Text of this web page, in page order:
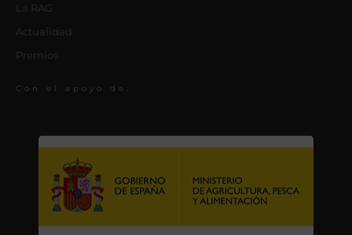
La RAG
Actualidad
Premios
Con el apoyo de: